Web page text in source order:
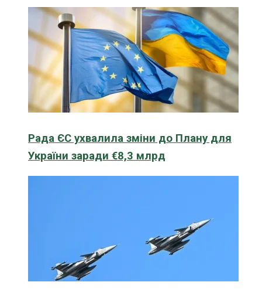
Рада ЄС ухвалила зміни до Плану для
України заради €8,3 млрд